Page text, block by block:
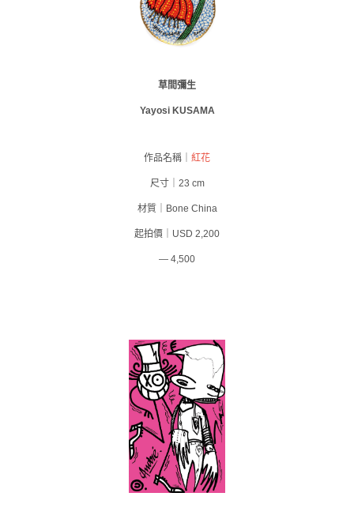
草間彌生
Yayosi KUSAMA
作品名稱｜ 紅花
尺寸｜23 cm
材質｜Bone China
起拍價｜USD 2,200
— 4,500